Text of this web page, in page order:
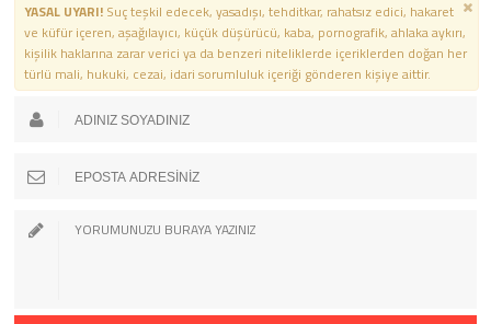
YASAL UYARI! Suç teşkil edecek, yasadışı, tehditkar, rahatsız edici, hakaret
ve küfür içeren, aşağılayıcı, küçük düşürücü, kaba, pornografik, ahlaka aykırı,
kişilik haklarına zarar verici ya da benzeri niteliklerde içeriklerden doğan her
türlü mali, hukuki, cezai, idari sorumluluk içeriği gönderen kişiye aittir.